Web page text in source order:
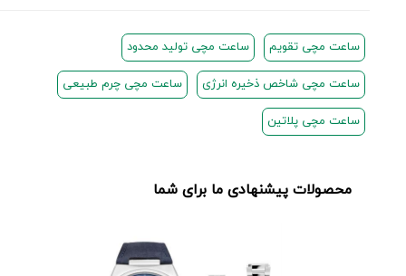
ساعت مچی تقویم ساعت مچی تولید محدود
ساعت مچی شاخص ذخیره انرژی ساعت مچی چرم طبیعی
ساعت مچی پلاتین
محصولات پیشنهادی ما برای شما